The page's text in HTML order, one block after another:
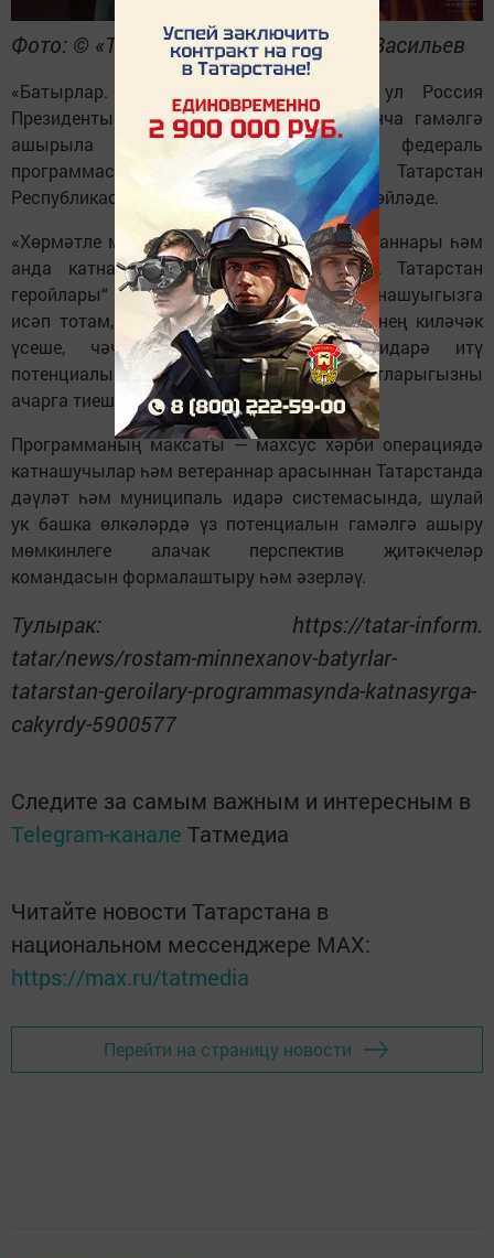
Фото: © «Татар-информ», Владимир Васильев
«Батырлар. Татарстан Геройлары» — ул Россия
Президенты Владимир Путин кушуы буенча гамәлгә
ашырыла торган «Геройлар вакыты» федераль
программасының аналогы. Бу хакта Татарстан
Республикасы Рәисе Рөстәм Миңнеханов сөйләде.
«Хөрмәтле махсус хәрби операциясе ветераннары һәм
анда катнашучылар! Сезнең „Батырлар. Татарстан
геройлары“ программасында актив катнашуыгызга
исәп тотам, ул Татарстанның һәм илебезнең киләчәк
үсеше, чәчәк атуы өчен сезнең идарә итү
потенциалыгызны һәм лидерлык сыйфатларыгызны
ачарга тиеш», — диде Рөстәм Миңнеханов.
Программаның максаты — махсус хәрби операциядә
катнашучылар һәм ветераннар арасыннан Татарстанда
дәүләт һәм муниципаль идарә системасында, шулай
ук башка өлкәләрдә үз потенциалын гамәлгә ашыру
мөмкинлеге алачак перспектив җитәкчеләр
командасын формалаштыру һәм әзерләү.
Тулырак: https://tatar-inform.
tatar/news/rostam-minnexanov-batyrlar-
tatarstan-geroilary-programmasynda-katnasyrga-
cakyrdy-5900577
Следите за самым важным и интересным в
Telegram-канале Татмедиа
Читайте новости Татарстана в
национальном мессенджере MАХ:
https://max.ru/tatmedia
Перейти на страницу новости